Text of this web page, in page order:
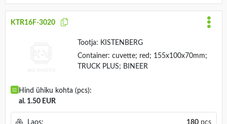
KTR16F-3020
Tootja: KISTENBERG
Container: cuvette; red; 155x100x70mm;
TRUCK PLUS; BINEER
Hind ühiku kohta (pcs):
al. 1.50 EUR
Laos: 180pcs